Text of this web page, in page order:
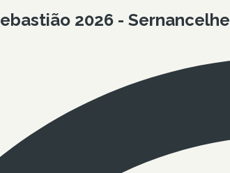
2026 - Sernancelhe